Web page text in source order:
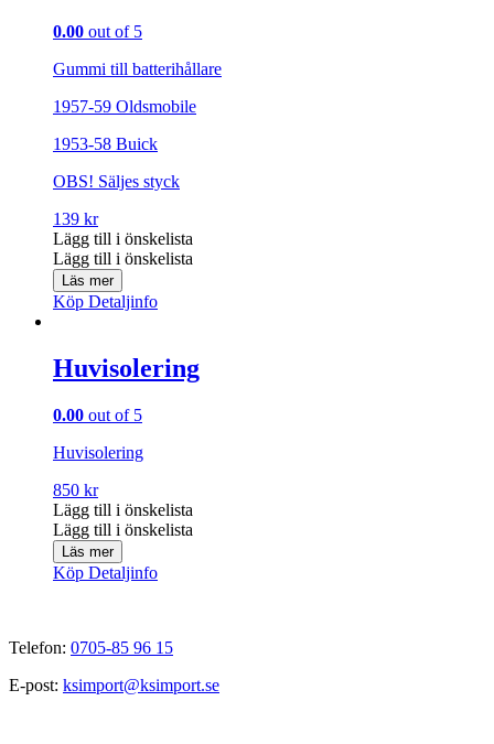
0.00 out of 5
Gummi till batterihållare
1957-59 Oldsmobile
1953-58 Buick
OBS! Säljes styck
139 kr
Lägg till i önskelista
Lägg till i önskelista
Läs mer
Köp Detaljinfo
Huvisolering
0.00 out of 5
Huvisolering
850 kr
Lägg till i önskelista
Lägg till i önskelista
Läs mer
Köp Detaljinfo
Telefon: 0705-85 96 15
E-post: ksimport@ksimport.se